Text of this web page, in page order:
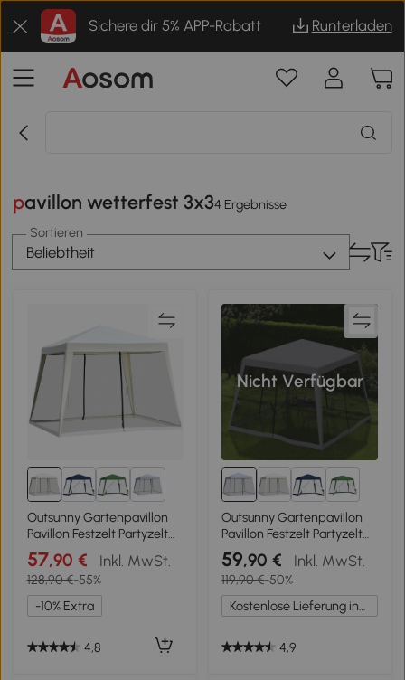
Sichere dir 5% APP-Rabatt Runterladen
pavillon wetterfest 3x34 Ergebnisse
Sortieren
Beliebtheit
1+
Outsunny Gartenpavillon
Pavillon Festzelt Partyzelt
wetterfest Zelt mit
Moskitonetz Metall +
Polyester Cremeweiß 3 x 3
m
57,90 € Inkl. MwSt.
128,90 €-55%
-10% Extra
4,8
Nicht Verfügbar
1+
Outsunny Gartenpavillon
Pavillon Festzelt Partyzelt
wetterfest Zelt mit
Moskitonetz Metall +
Polyester Grau 3 x 3 m
59,90 € Inkl. MwSt.
119,90 €-50%
Kostenlose Lieferung innerhalb Deutschlands
4,9